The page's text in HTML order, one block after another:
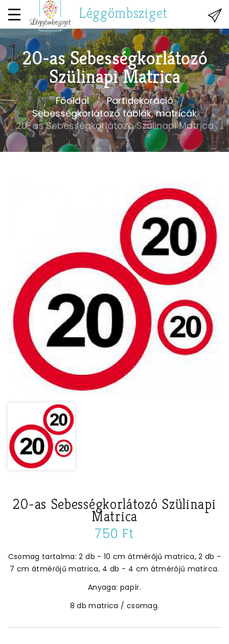
Léggömbsziget
20-as Sebességkorlátozó
Szülinapi Matrica
Főoldal
Partidekoráció
Sebességkorlátozó táblák, matricák
20-as Sebességkorlátozó Szülinapi Matrica
20-as Sebességkorlátozó Szülinapi
Matrica
750 Ft
Csomag tartalma: 2 db - 10 cm átmérőjű matrica, 2 db -
7 cm átmérőjű matrica, 4 db - 4 cm átmérőjű matirca.
Anyaga: papír.
8 db matrica / csomag.